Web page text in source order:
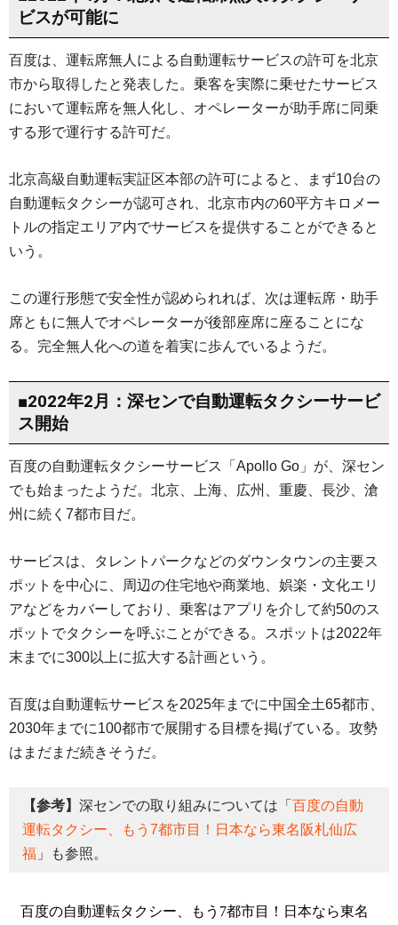
ビスが可能に
百度は、運転席無人による自動運転サービスの許可を北京
市から取得したと発表した。乗客を実際に乗せたサービス
において運転席を無人化し、オペレーターが助手席に同乗
する形で運行する許可だ。
北京高級自動運転実証区本部の許可によると、まず10台の
自動運転タクシーが認可され、北京市内の60平方キロメー
トルの指定エリア内でサービスを提供することができると
いう。
この運行形態で安全性が認められれば、次は運転席・助手
席ともに無人でオペレーターが後部座席に座ることにな
る。完全無人化への道を着実に歩んでいるようだ。
■2022年2月：深センで自動運転タクシーサービ
ス開始
百度の自動運転タクシーサービス「Apollo Go」が、深セン
でも始まったようだ。北京、上海、広州、重慶、長沙、滄
州に続く7都市目だ。
サービスは、タレントパークなどのダウンタウンの主要ス
ポットを中心に、周辺の住宅地や商業地、娯楽・文化エリ
アなどをカバーしており、乗客はアプリを介して約50のス
ポットでタクシーを呼ぶことができる。スポットは2022年
末までに300以上に拡大する計画という。
百度は自動運転サービスを2025年までに中国全土65都市、
2030年までに100都市で展開する目標を掲げている。攻勢
はまだまだ続きそうだ。
【参考】 深センでの取り組みについては「 百度の自動
運転タクシー、もう7都市目！日本なら東名阪札仙広
福 」も参照。
百度の自動運転タクシー、もう7都市目！日本なら東名